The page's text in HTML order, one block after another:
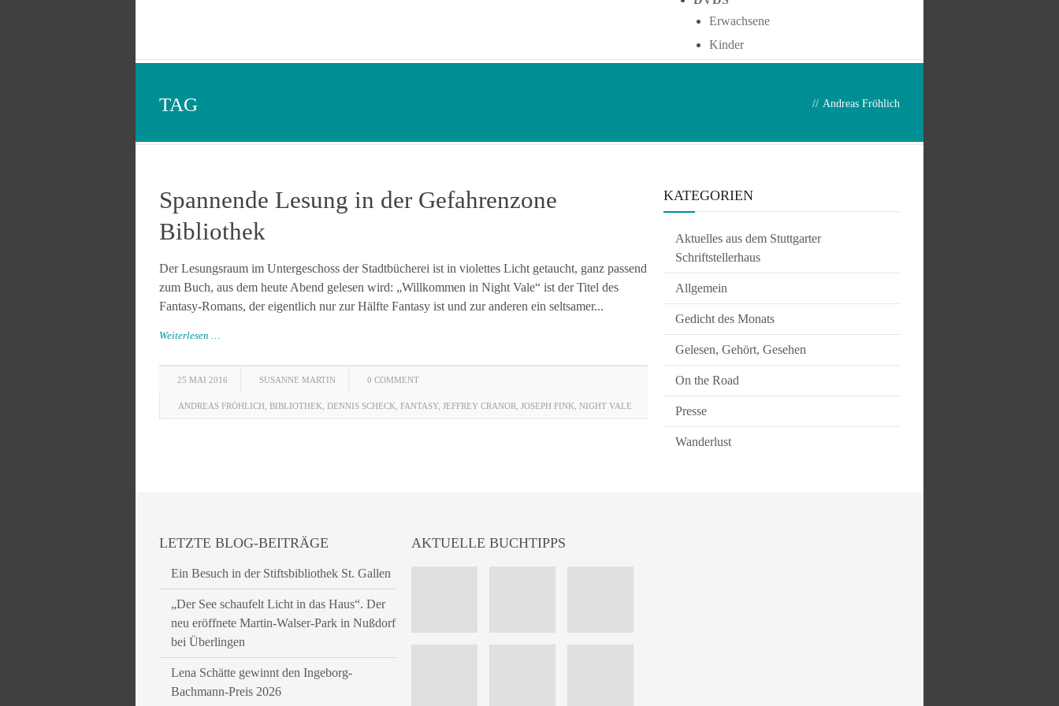
Erwachsene
Kinder
TAG // Andreas Fröhlich
Spannende Lesung in der Gefahrenzone
Bibliothek
Der Lesungsraum im Untergeschoss der Stadtbücherei ist in violettes Licht getaucht, ganz passend
zum Buch, aus dem heute Abend gelesen wird: „Willkommen in Night Vale“ ist der Titel des
Fantasy-Romans, der eigentlich nur zur Hälfte Fantasy ist und zur anderen ein seltsamer...
Weiterlesen …
25 MAI 2016 SUSANNE MARTIN 0 COMMENT
ANDREAS FRÖHLICH BIBLIOTHEK DENNIS SCHECK FANTASY, JEFFREY CRANOR JOSEPH FINK NIGHT VALE
KATEGORIEN
Aktuelles aus dem Stuttgarter
Schriftstellerhaus
Allgemein
Gedicht des Monats
Gelesen, Gehört, Gesehen
On the Road
Presse
Wanderlust
LETZTE BLOG-BEITRÄGE
Ein Besuch in der Stiftsbibliothek St. Gallen
„Der See schaufelt Licht in das Haus“. Der
neu eröffnete Martin-Walser-Park in Nußdorf
bei Überlingen
Lena Schätte gewinnt den Ingeborg-
Bachmann-Preis 2026
AKTUELLE BUCHTIPPS